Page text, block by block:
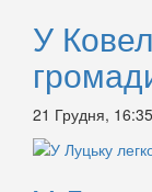
У
21 Грудня, 16:35